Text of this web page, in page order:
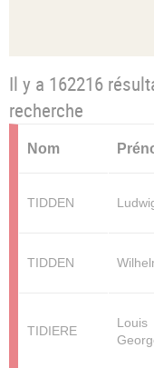
Il y a 162216
recherche
Nom
TIDDEN
TIDDEN
TIDIERE
Louis